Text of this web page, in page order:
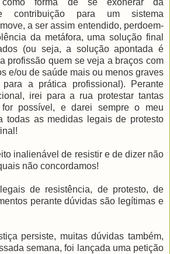
como forma de se exonerar da
contribuição para um sistema
a ser assim entendido, perdoem-
da metáfora, uma solução final
(ou seja, a solução apontada é
profissão quem se veja a braços com
e/ou de saúde mais ou menos graves
para a prática profissional). Perante
irei para a rua protestar tantas
possível, e darei sempre o meu
todas as medidas legais de protesto
inalienável de resistir e de dizer não
não concordamos!
de resistência, de protesto, de
perante dúvidas são legítimas e
persiste, muitas dúvidas também,
semana, foi lançada uma petição